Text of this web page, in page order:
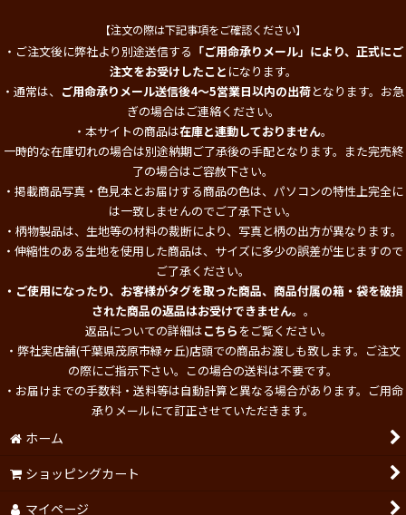
【注文の際は下記事項をご確認ください】
・ご注文後に弊社より別途送信する 「ご用命承りメール」により、正式にご
注文をお受けしたこと になります。
・通常は、 ご用命承りメール送信後4～5営業日以内の出荷となります。お急
ぎの場合はご連絡ください。
・本サイトの商品は在庫と連動しておりません。
一時的な在庫切れの場合は別途納期ご了承後の手配となります。また完売終
了の場合はご容赦下さい。
・掲載商品写真・色見本とお届けする商品の色は、パソコンの特性上完全に
は一致しませんのでご了承下さい。
・柄物製品は、生地等の材料の裁断により、写真と柄の出方が異なります。
・伸縮性のある生地を使用した商品は、サイズに多少の誤差が生じますので
ご了承ください。
・ご使用になったり、お客様がタグを取った商品、商品付属の箱・袋を破損
された商品の返品はお受けできません。 。
返品についての詳細はこちらをご覧ください。
・弊社実店舗(千葉県茂原市緑ヶ丘)店頭での商品お渡しも致します。ご注文
の際にご指示下さい。この場合の送料は不要です。
・お届けまでの手数料・送料等は自動計算と異なる場合があります。ご用命
承りメールにて訂正させていただきます。
ホーム
ショッピングカート
マイページ